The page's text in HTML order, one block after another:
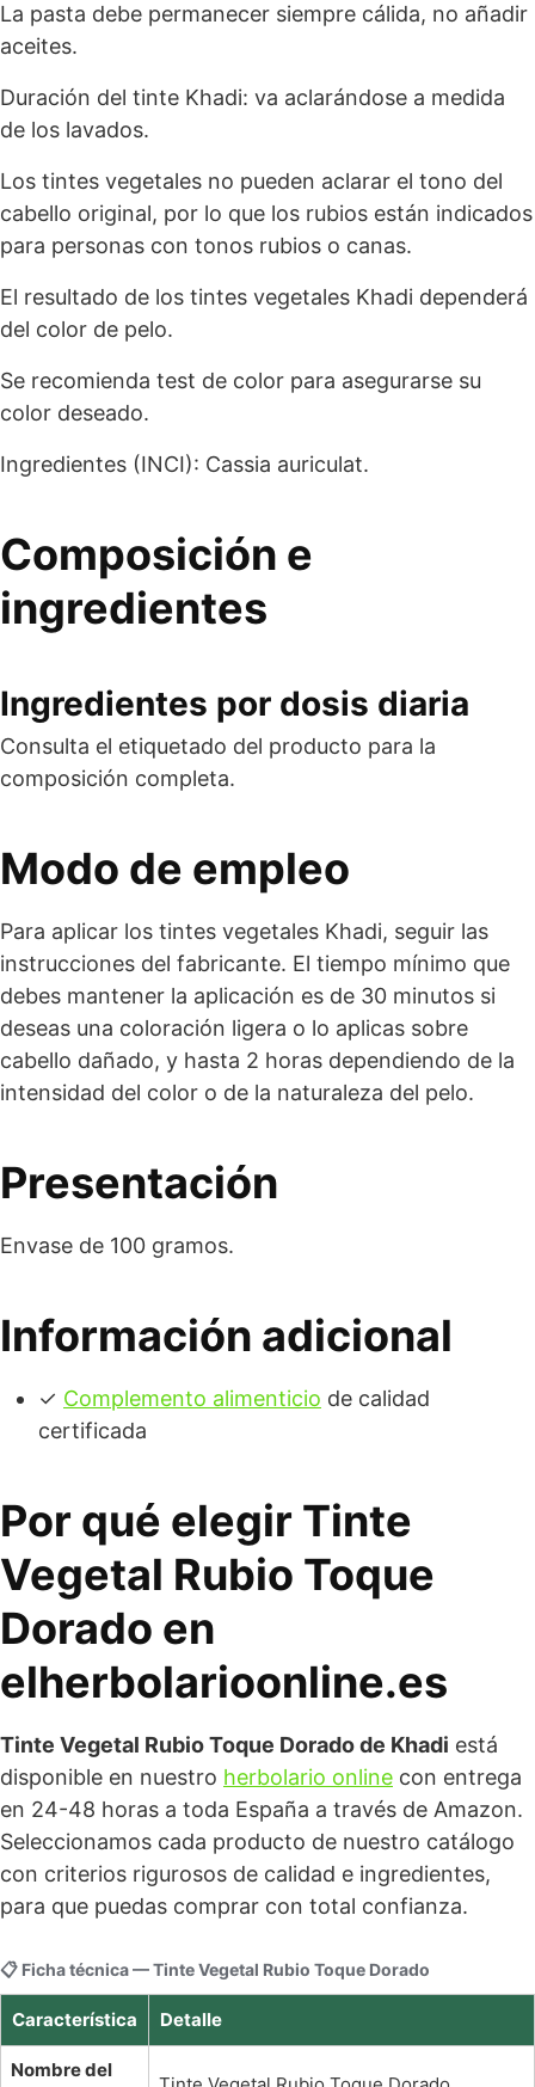
La pasta debe permanecer siempre cálida, no añadir
aceites.
Duración del tinte Khadi: va aclarándose a medida
de los lavados.
Los tintes vegetales no pueden aclarar el tono del
cabello original, por lo que los rubios están indicados
para personas con tonos rubios o canas.
El resultado de los tintes vegetales Khadi dependerá
del color de pelo.
Se recomienda test de color para asegurarse su
color deseado.
Ingredientes (INCI): Cassia auriculat.
Composición e
ingredientes
Ingredientes por dosis diaria
Consulta el etiquetado del producto para la
composición completa.
Modo de empleo
Para aplicar los tintes vegetales Khadi, seguir las
instrucciones del fabricante. El tiempo mínimo que
debes mantener la aplicación es de 30 minutos si
deseas una coloración ligera o lo aplicas sobre
cabello dañado, y hasta 2 horas dependiendo de la
intensidad del color o de la naturaleza del pelo.
Presentación
Envase de 100 gramos.
Información adicional
✓ Complemento alimenticio de calidad
certificada
Por qué elegir Tinte
Vegetal Rubio Toque
Dorado en
elherbolarioonline.es
Tinte Vegetal Rubio Toque Dorado de Khadi está
disponible en nuestro herbolario online con entrega
en 24-48 horas a toda España a través de Amazon.
Seleccionamos cada producto de nuestro catálogo
con criterios rigurosos de calidad e ingredientes,
para que puedas comprar con total confianza.
📋 Ficha técnica — Tinte Vegetal Rubio Toque Dorado
Característica Detalle
Nombre del